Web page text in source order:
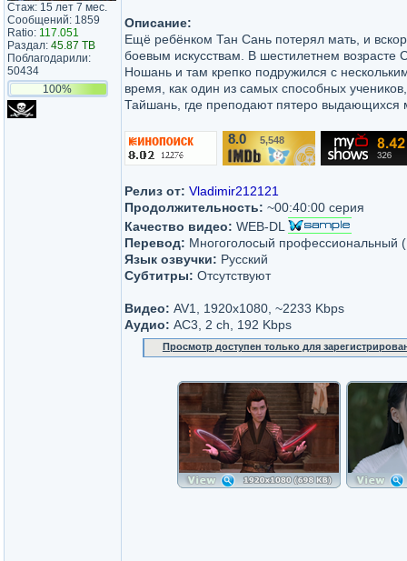
Стаж: 15 лет 7 мес.
Сообщений: 1859
Ratio: 117.051
Раздал: 45.87 TB
Поблагодарили:
50434
100%
Описание:
Ещё ребёнком Тан Сань потерял мать, и
боевым искусствам. В шестилетнем
Ношань и там крепко подружился с
время, как один из самых способных
Тайшань, где преподают пятеро выдающихся
8.0 5,548
Релиз от: Vladimir212121
Продолжительность: ~00:40:00 серия
Качество видео: WEB-DL
Перевод: Многоголосый профессиональный
Язык озвучки: Русский
Субтитры: Отсутствуют
Видео: AV1, 1920x1080, ~2233 Kbps
Аудио: AC3, 2 ch, 192 Kbps
Просмотр доступен только для